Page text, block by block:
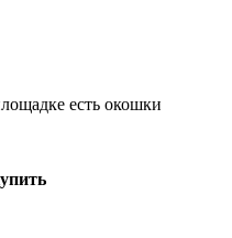
есть окошки